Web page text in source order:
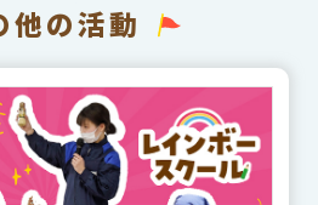
他の活動